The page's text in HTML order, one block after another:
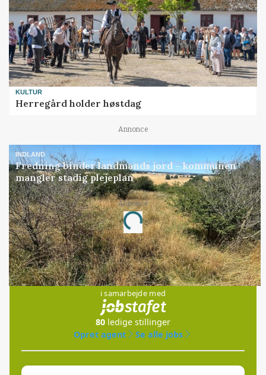
KULTUR
Herregård holder høstdag
Annonce
INDLAND
Fredning binder landmands jord – kommunen
mangler stadig plejeplan
Annonce
Loading...
Jobs
i samarbejde med
80 ledige stillinger
Opret agent
Se alle jobs